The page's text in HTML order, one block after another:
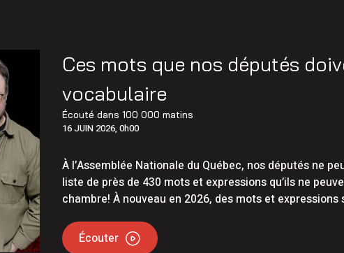
Ces mots que nos députés
vocabulaire
Écouté dans100 000 matins
16 JUIN 2026, 0h00
À l’Assemblée Nationale du Québec, nos députés ne
liste de près de 430 mots et expressions qu’ils ne
chambre! À nouveau en 2026, des mots et
Écouter